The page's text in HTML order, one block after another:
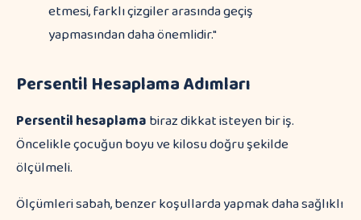
etmesi, farklı çizgiler arasında geçiş
yapmasından daha önemlidir."
Persentil Hesaplama Adımları
Persentil hesaplamabiraz dikkat isteyen bir iş.
Öncelikle çocuğun boyu ve kilosu doğru şekilde
ölçülmeli.
Ölçümleri sabah, benzer koşullarda yapmak daha sağlıklı